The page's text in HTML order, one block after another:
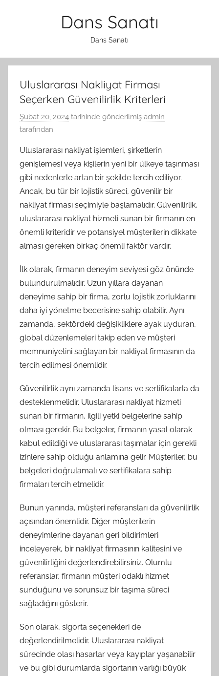
Dans Sanatı
Dans Sanatı
Uluslararası Nakliyat Firması
Seçerken Güvenilirlik Kriterleri
Şubat 20, 2024 tarihinde gönderilmiş admin
tarafından
Uluslararası nakliyat işlemleri, şirketlerin
genişlemesi veya kişilerin yeni bir ülkeye taşınması
gibi nedenlerle artan bir şekilde tercih ediliyor.
Ancak, bu tür bir lojistik süreci, güvenilir bir
nakliyat firması seçimiyle başlamalıdır. Güvenilirlik,
uluslararası nakliyat hizmeti sunan bir firmanın en
önemli kriteridir ve potansiyel müşterilerin dikkate
alması gereken birkaç önemli faktör vardır.
İlk olarak, firmanın deneyim seviyesi göz önünde
bulundurulmalıdır. Uzun yıllara dayanan
deneyime sahip bir firma, zorlu lojistik zorluklarını
daha iyi yönetme becerisine sahip olabilir. Aynı
zamanda, sektördeki değişikliklere ayak uyduran,
global düzenlemeleri takip eden ve müşteri
memnuniyetini sağlayan bir nakliyat firmasının da
tercih edilmesi önemlidir.
Güvenilirlik aynı zamanda lisans ve sertifikalarla da
desteklenmelidir. Uluslararası nakliyat hizmeti
sunan bir firmanın, ilgili yetki belgelerine sahip
olması gerekir. Bu belgeler, firmanın yasal olarak
kabul edildiği ve uluslararası taşımalar için gerekli
izinlere sahip olduğu anlamına gelir. Müşteriler, bu
belgeleri doğrulamalı ve sertifikalara sahip
firmaları tercih etmelidir.
Bunun yanında, müşteri referansları da güvenilirlik
açısından önemlidir. Diğer müşterilerin
deneyimlerine dayanan geri bildirimleri
inceleyerek, bir nakliyat firmasının kalitesini ve
güvenilirliğini değerlendirebilirsiniz. Olumlu
referanslar, firmanın müşteri odaklı hizmet
sunduğunu ve sorunsuz bir taşıma süreci
sağladığını gösterir.
Son olarak, sigorta seçenekleri de
değerlendirilmelidir. Uluslararası nakliyat
sürecinde olası hasarlar veya kayıplar yaşanabilir
ve bu gibi durumlarda sigortanın varlığı büyük